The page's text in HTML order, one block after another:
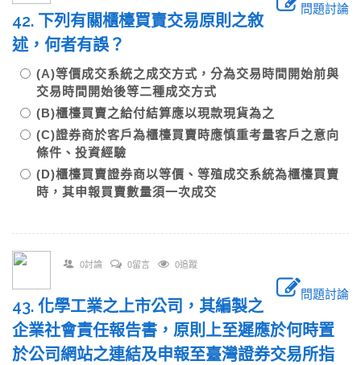
問題討論
42. 下列有關櫃檯買賣交易原則之敘
述，何者有誤？
(A)等價成交系統之成交方式，分為交易時間開始前與
交易時間開始後等二種成交方式
(B)櫃檯買賣之給付結算應以現款現貨為之
(C)證券商於客戶為櫃檯買賣時應慎重考量客戶之意向
條件、投資經驗
(D)櫃檯買賣證券商以等價、等殖成交系統為櫃檯買賣
時，其申報買賣數量須一次成交
0討論 0留言 0追蹤
問題討論
43. 化學工業之上市公司，其編製之
企業社會責任報告書，原則上至遲應於何時置
於公司網站之連結及申報至臺灣證券交易所指